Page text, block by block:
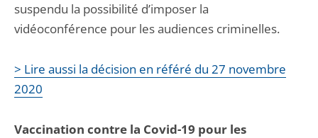
suspendu la possibilité d’imposer la
vidéoconférence pour les audiences criminelles.
> Lire aussi la décision en référé du 27 novembre
2020
Vaccination contre la Covid-19 pour les